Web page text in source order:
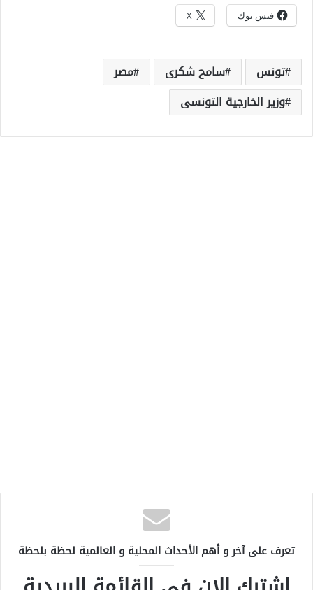
فيس بوك X
تونس سامح شكرى
مصر
وزير الخارجية التونسى
تعرف على آخر و أهم الأحداث المحلية و العالمية لحظة بلحظة